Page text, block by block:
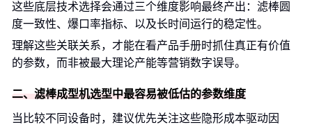
这些底层技术选择会通过三个维度影响最终产出：滤棒圆
度一致性、爆口率指标、以及长时间运行的稳定性。
理解这些关联关系，才能在看产品手册时抓住真正有价值
的参数，而非被最大理论产能等营销数字误导。
二、滤棒成型机选型中最容易被低估的参数维度
当比较不同设备时，建议优先关注这些隐形成本驱动因